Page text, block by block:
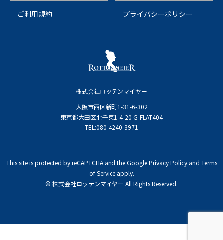
ご利用規約 プライバシーポリシー
株式会社ロッテンマイヤー
大阪市西区新町1-31-6-302
東京都大田区北千束1-4-20 G-FLAT404
TEL:080-4240-3971
This site is protected by reCAPTCHA and the GooglePrivacy Policyand Terms
of Serviceapply.
© 株式会社ロッテンマイヤー All Rights Reserved.